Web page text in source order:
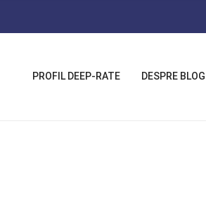
PROFIL DEEP-RATE DESPRE BLOG